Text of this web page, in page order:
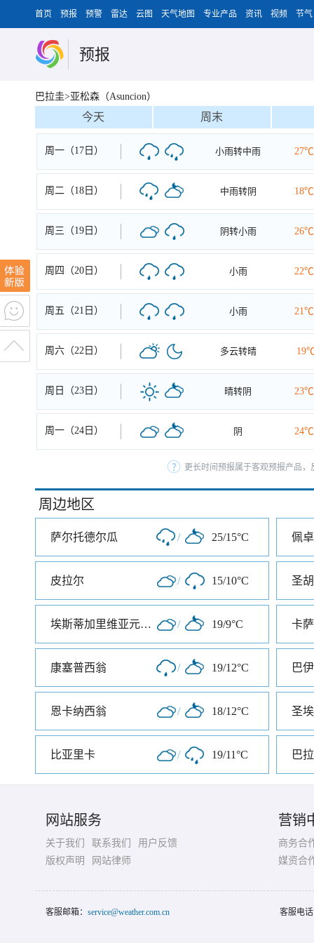
首页 预报 预警 雷达 云图 天气地图 专业产品 资讯 视频 节气
预报
巴拉圭>亚松森（Asuncion）
今天 周末
周一（17日） 小雨转中雨 27℃
周二（18日） 中雨转阴 18℃
周三（19日） 阴转小雨 26℃
周四（20日） 小雨 22℃
周五（21日） 小雨 21℃
周六（22日） 多云转晴
周日（23日） 晴转阴 23℃
周一（24日） 阴 24℃
更长时间预报属于客观预报产品
周边地区
萨尔托德尔瓜 / 25/15°C 佩
皮拉尔 / 15/10°C 圣
埃斯蒂加里维亚元帅镇 / 19/9°C 卡
康塞普西翁 / 19/12°C 巴
恩卡纳西翁 / 18/12°C 圣
比亚里卡 / 19/11°C 巴
网站服务
关于我们 联系我们
用户反馈
版权声明
网站律师
营销
商务合
媒资合
客服邮箱： service@weather.com.cn 客服电